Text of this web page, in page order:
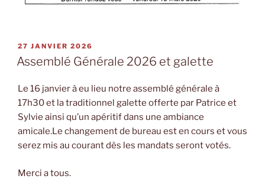
PUBLIÉ
LE
27 JANVIER 2026
Assemblé Générale 2026 et galette
Le 16 janvier à eu lieu notre assemblé générale à
17h30 et la traditionnel galette offerte par Patrice et
Sylvie ainsi qu’un apéritif dans une ambiance
amicale.Le changement de bureau est en cours et vous
serez mis au courant dès les mandats seront votés.
Merci a tous.